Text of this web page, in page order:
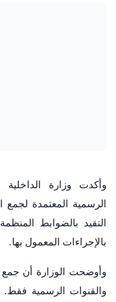
وأكدت وزارة الداخلية
الرسمية المعتمدة
التقيد بالضوابط
بالإجراءات المعمول بها.
وأوضحت الوزارة أن جمع
والقنوات الرسمية